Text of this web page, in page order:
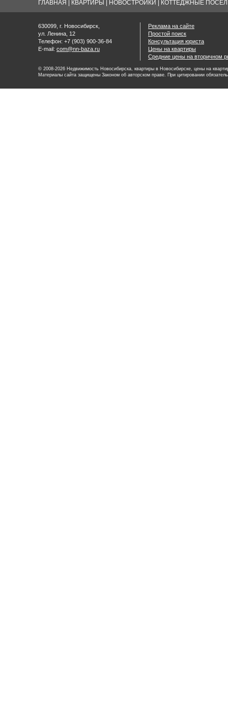
ГЛАВНАЯ КВАРТИРЫ НОВОСТРОЙКИ КОТТЕДЖНЫЕ
630099, г. Новосибирск,
ул. Ленина, 12
Телефон: +7 (903) 900-36-84
E-mail: com@nn-baza.ru
Реклама на сайте
Простой поиск
Консультация юриста
Цены на квартиры
Средние цены на вторичном
© 2008-2026 Недвижимость Новосибирска, квартиры в Новосибирске, цены на
Материалы сайта защищены Законом об авторском праве. При цитировании